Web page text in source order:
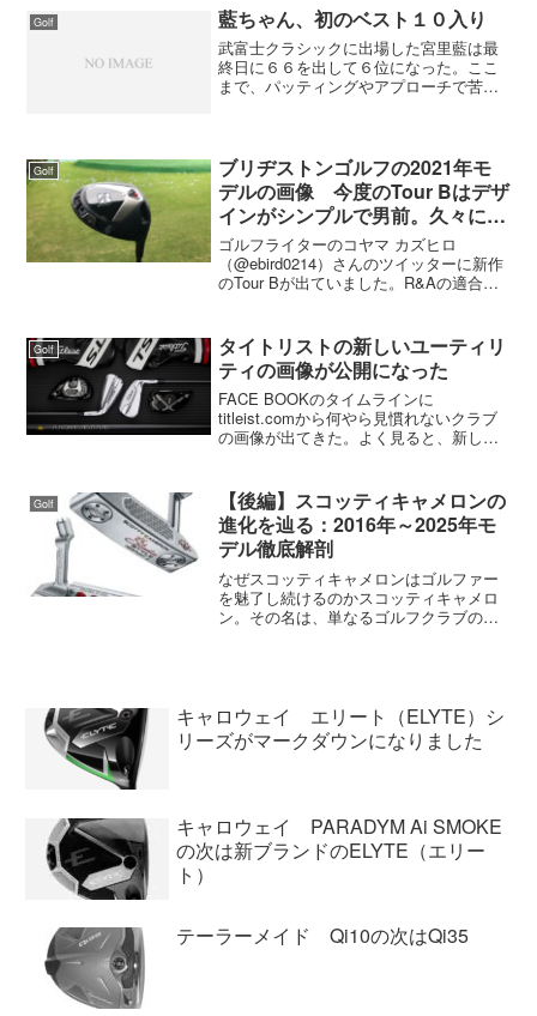
プです。アイテムはドライバー、フェア
ウェイ...
Golf 藍ちゃん、初のベスト１０入り
武富士クラシックに出場した宮里藍は最
終日に６６を出して６位になった。ここ
まで、パッティングやアプローチで苦し
いだ。ただ、フェアーウェ...
Golf
ブリヂストンゴルフの2021年モ
デルの画像 今度のTour Bはデザ
インがシンプルで男前。久々にマ
ッスルバックも登場。
ゴルフライターのコヤマ カズヒロ
（@ebird0214）さんのツイッターに新作
のTour Bが出ていました。R&Aの適合リ
ると、ソールにはJGRに搭載していたの
と同じC...
Golf
タイトリストの新しいユーティリ
ティの画像が公開になった
FACE BOOKのタイムラインに
titleist.comから何やら見慣れないクラブ
の画像が出てきた。よく見ると、新しい
るユーティリティとアイアン型ユーティ
リテ...
Golf
【後編】スコッティキャメロンの
進化を辿る：2016年～2025年モ
デル徹底解剖
なぜスコッティキャメロンはゴルファー
を魅了し続けるのかスコッティキャメロ
ン。その名は、単なるゴルフクラブのブ
キャロウェイ エリート（ELYTE）シ
リーズがマークダウンになりました
キャロウェイ PARADYM Ai SMOKE
の次は新ブランドのELYTE（エリー
ト）
テーラーメイド Qi10の次はQi35